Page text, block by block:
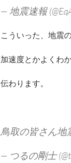
— 地震速報
こういった、地震
加速度とかよくわ
伝わります。
鳥取の皆さん地
— つるの剛士